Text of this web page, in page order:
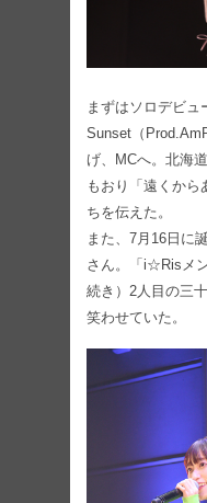
まずはソロデビュ
Sunset（
げ、MCへ。北海
もおり「遠くから
ちを伝えた。
また、7月16日に
さん。「i☆Risメ
続き）2人目の三
笑わせていた。